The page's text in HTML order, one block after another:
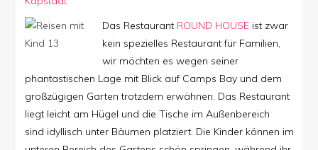
Das Restaurant ROUND HOUSE ist zwar
kein spezielles Restaurant für Familien,
wir möchten es wegen seiner
phantastischen Lage mit Blick auf Camps Bay und dem
großzügigen Garten trotzdem erwähnen. Das Restaurant
liegt leicht am Hügel und die Tische im Außenbereich
sind idyllisch unter Bäumen platziert. Die Kinder können im